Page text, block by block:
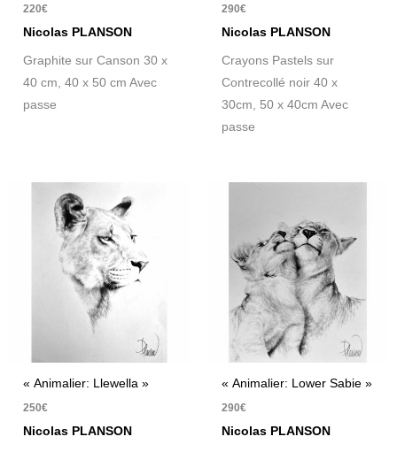
220€
Nicolas PLANSON
Graphite sur Canson 30 x
40 cm, 40 x 50 cm Avec
passe
290€
Nicolas PLANSON
Crayons Pastels sur
Contrecollé noir 40 x
30cm, 50 x 40cm Avec
passe
« Animalier: Llewella »
250€
Nicolas PLANSON
« Animalier: Lower Sabie »
290€
Nicolas PLANSON